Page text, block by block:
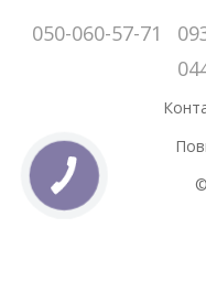
050-060-57-71